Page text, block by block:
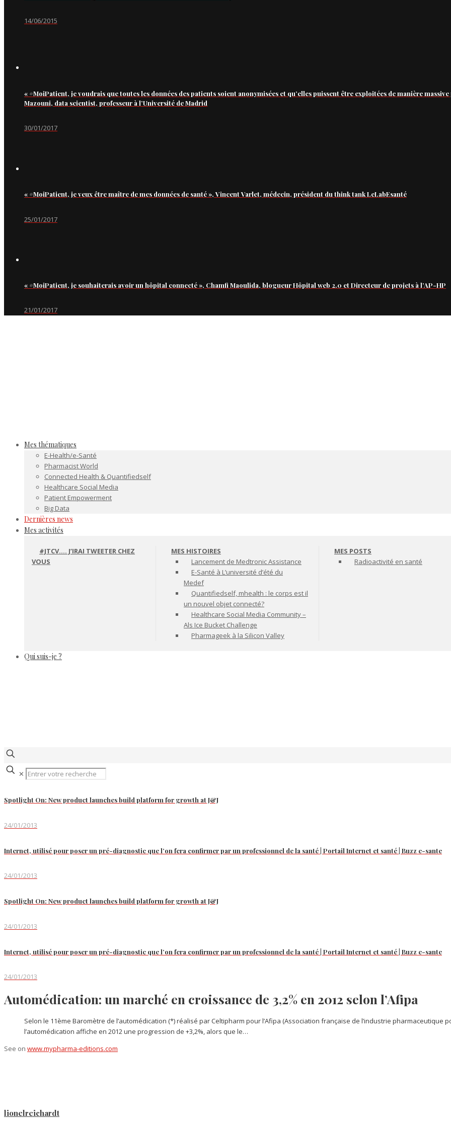
14/06/2015
« #MoiPatient, je voudrais que toutes les données des patients soient anonymisées et qu’elles puissent être exploitées de manière
Mazouni, data scientist, professeur à l’Université de Madrid
30/01/2017
« #MoiPatient, je veux être maître de mes données de santé », Vincent Varlet, médecin, président du think tank LeLabEsanté
25/01/2017
« #MoiPatient, je souhaiterais avoir un hôpital connecté », Chamfi Maoulida, blogueur Hôpital web 2.0 et Directeur de projets à l’AP-HP
21/01/2017
Mes thématiques
E-Health/e-Santé
Pharmacist World
Connected Health & Quantifiedself
Healthcare Social Media
Patient Empowerment
Big Data
Dernières news
Mes activités
#JTCV…. J’IRAI TWEETER CHEZ
VOUS
MES HISTOIRES
Lancement de Medtronic Assistance
E-Santé à L’université d’été du
Medef
Quantifiedself, mhealth : le corps est il
un nouvel objet connecté?
Healthcare Social Media Community –
Als Ice Bucket Challenge
Pharmageek à la Silicon Valley
MES POSTS
Radioactivité en santé
Qui suis-je ?
✕
Spotlight On: New product launches build platform for growth at J&J
24/01/2013
Internet, utilisé pour poser un pré-diagnostic que l’on fera confirmer par un professionnel de la santé | Portail Internet et santé | Buzz e-sante
24/01/2013
Spotlight On: New product launches build platform for growth at J&J
24/01/2013
Internet, utilisé pour poser un pré-diagnostic que l’on fera confirmer par un professionnel de la santé | Portail Internet et santé | Buzz e-sante
24/01/2013
Automédication: un marché en croissance de 3,2% en 2012 selon l’Afipa
Selon le 11ème Baromètre de l’automédication (*) réalisé par Celtipharm pour l’Afipa (Association française de l’industrie pharmaceutique
l’automédication affiche en 2012 une progression de +3,2%, alors que le…
See on www.mypharma-editions.com
lionelreichardt